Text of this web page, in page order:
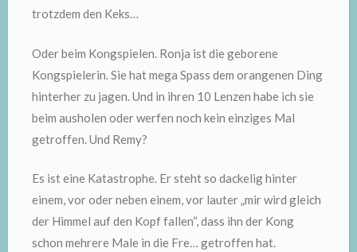
trotzdem den Keks…
Oder beim Kongspielen. Ronja ist die geborene
Kongspielerin. Sie hat mega Spass dem orangenen Ding
hinterher zu jagen. Und in ihren 10 Lenzen habe ich sie
beim ausholen oder werfen noch kein einziges Mal
getroffen. Und Remy?
Es ist eine Katastrophe. Er steht so dackelig hinter
einem, vor oder neben einem, vor lauter „mir wird gleich
der Himmel auf den Kopf fallen“, dass ihn der Kong
schon mehrere Male in die Fre… getroffen hat.